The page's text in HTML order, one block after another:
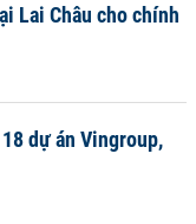
Lai Châu cho chính
dự án Vingroup,